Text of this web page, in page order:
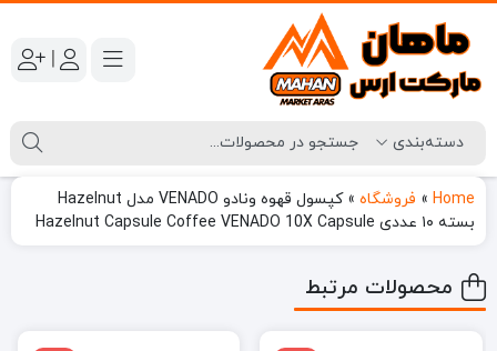
|
Home
» فروشگاه »
کپسول قهوه ونادو VENADO مدل Hazelnut
بسته ۱۰ عددی Hazelnut Capsule Coffee VENADO 10X Capsule
محصولات مرتبط